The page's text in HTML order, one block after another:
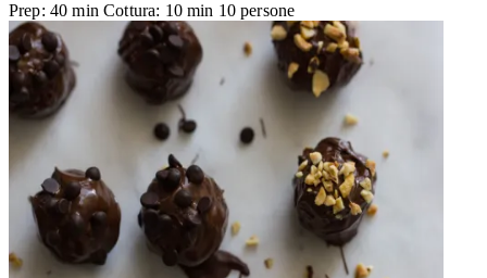
Prep: 40 min Cottura: 10 min 10 persone